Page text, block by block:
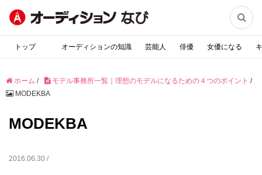

トップ オーディションの知識 芸能人 俳優 女優になる
ホーム / モデル事務所一覧｜理想のモデルになるための４つのポイント /
MODEKBA
MODEKBA
2016.06.30 /